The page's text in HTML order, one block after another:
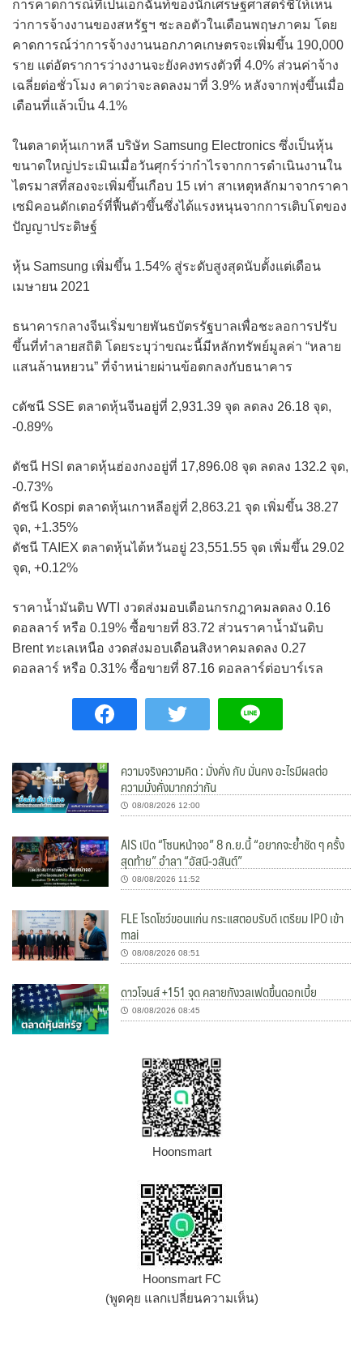
การคาดการณ์ที่เป็นเอกฉันท์ของนักเศรษฐศาสตร์ชี้ให้เห็น
ว่าการจ้างงานของสหรัฐฯ ชะลอตัวในเดือนพฤษภาคม โดย
คาดการณ์ว่าการจ้างงานนอกภาคเกษตรจะเพิ่มขึ้น 190,000
ราย แต่อัตราการว่างงานจะยังคงทรงตัวที่ 4.0% ส่วนค่าจ้าง
เฉลี่ยต่อชั่วโมง คาดว่าจะลดลงมาที่ 3.9% หลังจากพุ่งขึ้นเมื่อ
เดือนที่แล้วเป็น 4.1%
ในตลาดหุ้นเกาหลี บริษัท Samsung Electronics ซึ่งเป็นหุ้น
ขนาดใหญ่ประเมินเมื่อวันศุกร์ว่ากำไรจากการดำเนินงานใน
ไตรมาสที่สองจะเพิ่มขึ้นเกือบ 15 เท่า สาเหตุหลักมาจากราคา
เซมิคอนดักเตอร์ที่ฟื้นตัวขึ้นซึ่งได้แรงหนุนจากการเติบโตของ
ปัญญาประดิษฐ์
หุ้น Samsung เพิ่มขึ้น 1.54% สู่ระดับสูงสุดนับตั้งแต่เดือน
เมษายน 2021
ธนาคารกลางจีนเริ่มขายพันธบัตรรัฐบาลเพื่อชะลอการปรับ
ขึ้นที่ทำลายสถิติ โดยระบุว่าขณะนี้มีหลักทรัพย์มูลค่า “หลาย
แสนล้านหยวน” ที่จำหน่ายผ่านข้อตกลงกับธนาคาร
cดัชนี SSE ตลาดหุ้นจีนอยู่ที่ 2,931.39 จุด ลดลง 26.18 จุด,
-0.89%
ดัชนี HSI ตลาดหุ้นฮ่องกงอยู่ที่ 17,896.08 จุด ลดลง 132.2 จุด,
-0.73%
ดัชนี Kospi ตลาดหุ้นเกาหลีอยู่ที่ 2,863.21 จุด เพิ่มขึ้น 38.27
จุด, +1.35%
ดัชนี TAIEX ตลาดหุ้นไต้หวันอยู่ 23,551.55 จุด เพิ่มขึ้น 29.02
จุด, +0.12%
ราคาน้ำมันดิบ WTI งวดส่งมอบเดือนกรกฎาคมลดลง 0.16
ดอลลาร์ หรือ 0.19% ซื้อขายที่ 83.72 ส่วนราคาน้ำมันดิบ
Brent ทะเลเหนือ งวดส่งมอบเดือนสิงหาคมลดลง 0.27
ดอลลาร์ หรือ 0.31% ซื้อขายที่ 87.16 ดอลลาร์ต่อบาร์เรล
ความจริงความคิด : มั่งคั่ง กับ มั่นคง อะไรมีผลต่อ
ความมั่งคั่งมากกว่ากัน
08/08/2026 12:00
AIS เปิด “โซนหน้าจอ” 8 ก.ย.นี้ “อยากจะย้ำชัด ๆ ครั้ง
สุดท้าย” อำลา “อัสนี-วสันต์”
08/08/2026 11:52
FLE โรดโชว์ขอนแก่น กระแสตอบรับดี เตรียม IPO เข้า
mai
08/08/2026 08:51
ดาวโจนส์ +151 จุด คลายกังวลเฟดขึ้นดอกเบี้ย
08/08/2026 08:45
Hoonsmart
Hoonsmart FC
(พูดคุย แลกเปลี่ยนความเห็น)